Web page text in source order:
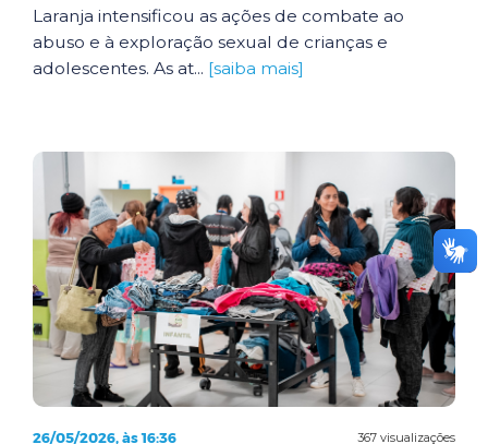
Laranja intensificou as ações de combate ao
abuso e à exploração sexual de crianças e
adolescentes. As at... [saiba mais]
367 visualizações
26/05/2026, às 16:36